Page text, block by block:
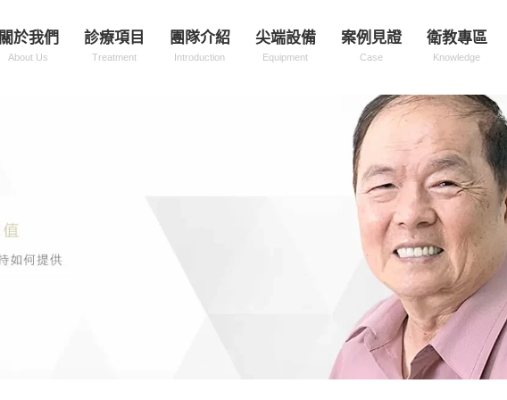
關於我們
About Us
診療項目
Treatment
團隊介紹
Introduction
尖端設備
Equipment
案例見證
Case
衛教專區
Knowledge